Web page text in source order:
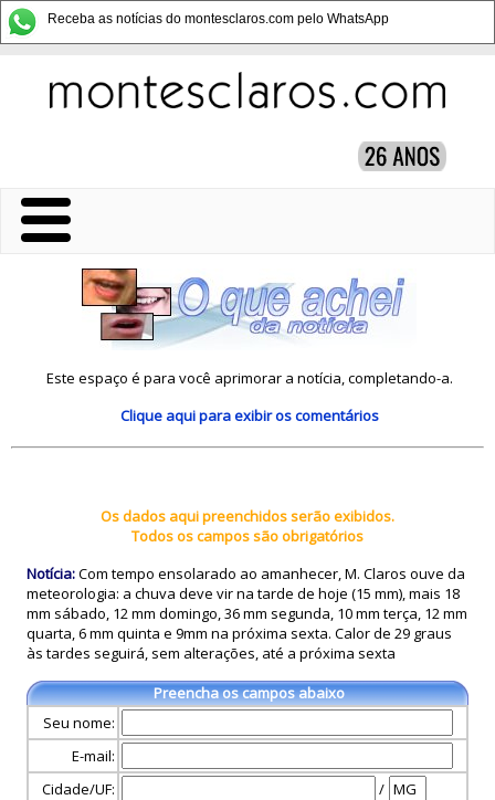
Receba as notícias do montesclaros.com pelo WhatsApp
Este espaço é para você aprimorar a notícia, completando-a.
Clique aquipara exibir os comentários
Os dados aqui preenchidos serão exibidos.
Todos os campos são obrigatórios
Notícia:Com tempo ensolarado ao amanhecer, M. Claros ouve da
meteorologia: a chuva deve vir na tarde de hoje (15 mm), mais 18
mm sábado, 12 mm domingo, 36 mm segunda, 10 mm terça, 12 mm
quarta, 6 mm quinta e 9mm na próxima sexta. Calor de 29 graus
às tardes seguirá, sem alterações, até a próxima sexta
Preencha os campos abaixo
Seu nome:
E-mail:
Cidade/UF:
/